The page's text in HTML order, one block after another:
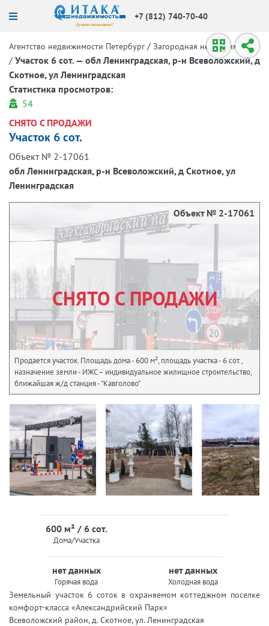
+7 (812) 740-70-40
Агентство недвижимости Петербург / Загородная недвижимость
/ Участок 6 сот. — обл Ленинградская, р-н Всеволожский, д
Скотное, ул Ленинградская
Статистика просмотров:
54
СНЯТО С ПРОДАЖИ
Участок 6 сот.
Объект № 2-17061
обл Ленинградская, р-н Всеволожский, д Скотное, ул
Ленинградская
СНЯТО С ПРОДАЖИ
Объект № 2-17061
Продается участок. Площадь дома - 600 м², площадь участка - 6 сот.,
назначение земли - ИЖС – индивидуальное жилищное строительство,
ближайшая ж/д станция - "Кавголово"
600 м² / 6 сот.
Дома/Участка
нет данных
Горячая вода
нет данных
Холодная вода
Земельный участок 6 соток в охраняемом коттеджном поселке
комфорт-класса «Александрийский Парк»
Всеволожский район, д. Скотное, ул. Ленинградская